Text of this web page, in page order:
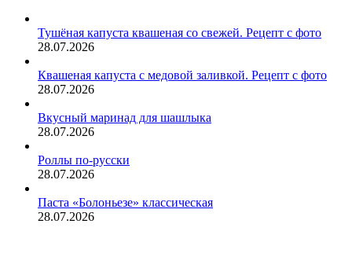
Тушёная капуста квашеная со свежей. Рецепт с фото
28.07.2026
Квашеная капуста с медовой заливкой. Рецепт с фото
28.07.2026
Вкусный маринад для шашлыка
28.07.2026
Роллы по-русски
28.07.2026
Паста «Болоньезе» классическая
28.07.2026